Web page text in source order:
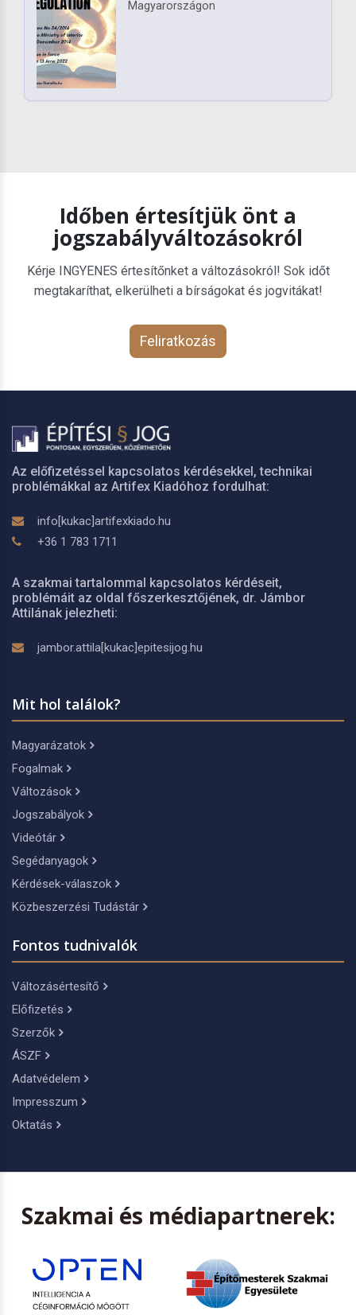
Magyarországon
Időben értesítjük önt a
jogszabályváltozásokról
Kérje INGYENES értesítőnket a változásokról! Sok időt
megtakaríthat, elkerülheti a bírságokat és jogvitákat!
Feliratkozás
Az előfizetéssel kapcsolatos kérdésekkel, technikai
problémákkal az Artifex Kiadóhoz fordulhat:
info[kukac]artifexkiado.hu
+36 1 783 1711
A szakmai tartalommal kapcsolatos kérdéseit,
problémáit az oldal főszerkesztőjének, dr. Jámbor
Attilának jelezheti:
jambor.attila[kukac]epitesijog.hu
Mit hol találok?
Magyarázatok
Fogalmak
Változások
Jogszabályok
Videótár
Segédanyagok
Kérdések-válaszok
Közbeszerzési Tudástár
Fontos tudnivalók
Változásértesítő
Előfizetés
Szerzők
ÁSZF
Adatvédelem
Impresszum
Oktatás
Szakmai és médiapartnerek: